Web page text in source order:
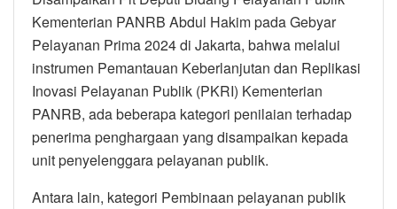
Kementerian PANRB Abdul Hakim pada Gebyar
Pelayanan Prima 2024 di Jakarta, bahwa melalui
instrumen Pemantauan Keberlanjutan dan Replikasi
Inovasi Pelayanan Publik (PKRI) Kementerian
PANRB, ada beberapa kategori penilaian terhadap
penerima penghargaan yang disampaikan kepada
unit penyelenggara pelayanan publik.
Antara lain, kategori Pembinaan pelayanan publik